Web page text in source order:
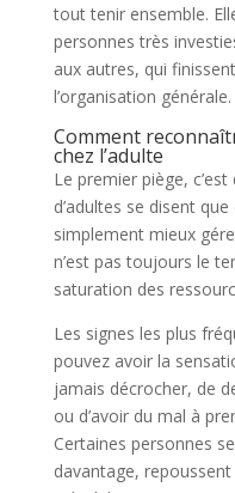
tout tenir ensemble.
personnes très
aux autres, qui
l’organisation générale.
Comment
chez l’adulte
Le premier piège,
d’adultes se disent
simplement mieux
n’est pas toujours le
saturation des
Les signes les plus
pouvez avoir la
jamais décrocher, de
ou d’avoir du mal à
Certaines personnes
davantage,